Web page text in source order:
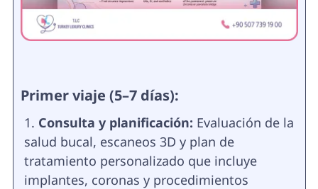
Primer viaje (5–7 días):
Consulta y planificación: Evaluación de la
salud bucal, escaneos 3D y plan de
tratamiento personalizado que incluye
implantes, coronas y procedimientos